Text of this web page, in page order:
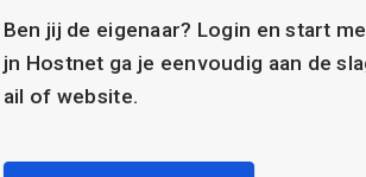
Ben jij de eigenaar? Login en start
jn Hostnet ga je eenvoudig aan de
ail of website.